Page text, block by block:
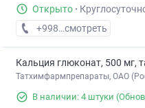
Открыто ·
+998 (95) XXX-XX-XX
смотреть
Кальция глюконат, 500 мг,
Татхимфармпрепараты, ОАО
В наличии: 4 штуки